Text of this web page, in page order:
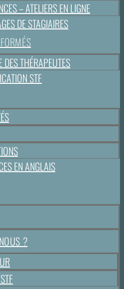
– ATELIERS EN LIGNE
DE STAGIAIRES
DES THÉRAPEUTES
STF
EN ANGLAIS
?